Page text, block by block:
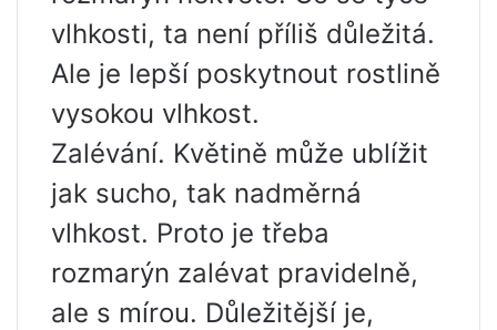
vlhkosti, ta není příliš důležitá.
Ale je lepší poskytnout rostlině
vysokou vlhkost.
Zalévání. Květině může ublížit
jak sucho, tak nadměrná
vlhkost. Proto je třeba
rozmarýn zalévat pravidelně,
ale s mírou. Důležitější je,